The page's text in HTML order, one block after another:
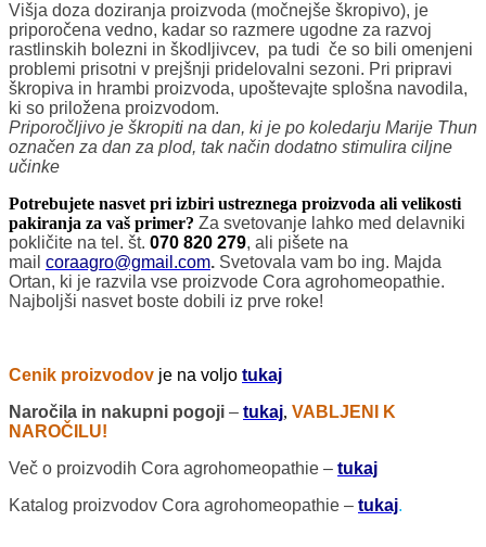
Višja doza doziranja proizvoda (močnejše škropivo), je
priporočena vedno, kadar so razmere ugodne za razvoj
rastlinskih bolezni in škodljivcev, pa tudi če so bili omenjeni
problemi prisotni v prejšnji pridelovalni sezoni. Pri pripravi
škropiva in hrambi proizvoda, upoštevajte splošna navodila,
ki so priložena proizvodom.
Priporočljivo je škropiti na dan, ki je po koledarju Marije Thun
označen za dan za plod, tak način dodatno stimulira ciljne
učinke
Potrebujete nasvet pri izbiri ustreznega proizvoda ali velikosti
pakiranja za vaš primer? Za svetovanje lahko med delavniki
pokličite na tel. št. 070 820 279, ali pišete na
mail coraagro@gmail.com. Svetovala vam bo ing. Majda
Ortan, ki je razvila vse proizvode Cora agrohomeopathie.
Najboljši nasvet boste dobili iz prve roke!
Cenik proizvodov je na voljo tukaj
Naročila in nakupni pogoji – tukaj, VABLJENI K
NAROČILU!
Več o proizvodih Cora agrohomeopathie – tukaj
Katalog proizvodov Cora agrohomeopathie – tukaj.